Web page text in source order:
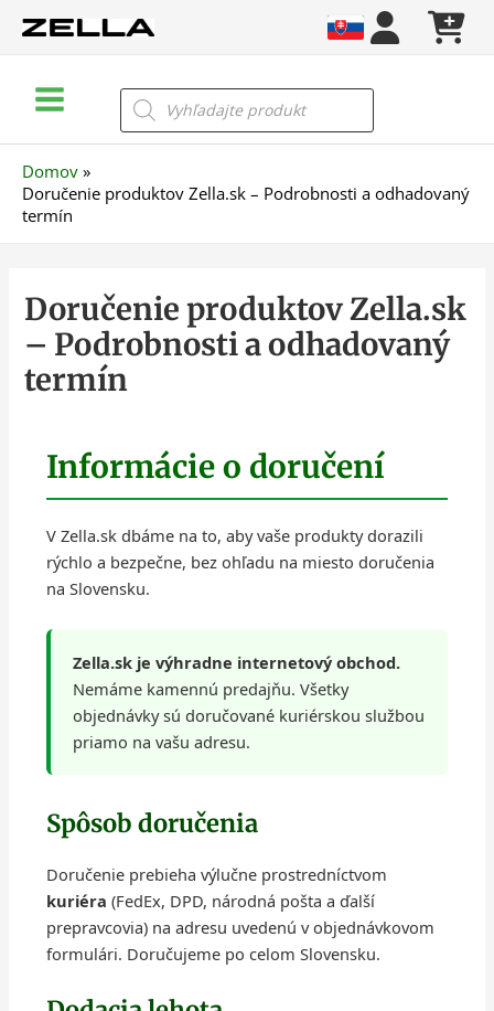
Menu
Products
search
Domov
Doručenie produktov Zella.sk – Podrobnosti a odhadovaný
termín
Doručenie produktov Zella.sk
– Podrobnosti a odhadovaný
termín
Informácie o doručení
V Zella.sk dbáme na to, aby vaše produkty dorazili
rýchlo a bezpečne, bez ohľadu na miesto doručenia
na Slovensku.
Zella.sk je výhradne internetový obchod.
Nemáme kamennú predajňu. Všetky
objednávky sú doručované kuriérskou službou
priamo na vašu adresu.
Spôsob doručenia
Doručenie prebieha výlučne prostredníctvom
kuriéra (FedEx, DPD, národná pošta a ďalší
prepravcovia) na adresu uvedenú v objednávkovom
formulári. Doručujeme po celom Slovensku.